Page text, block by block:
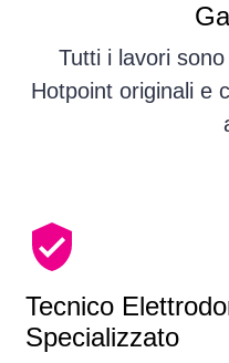
Tutti i lavori
Hotpoint originali e
Tecnico
Specializzato